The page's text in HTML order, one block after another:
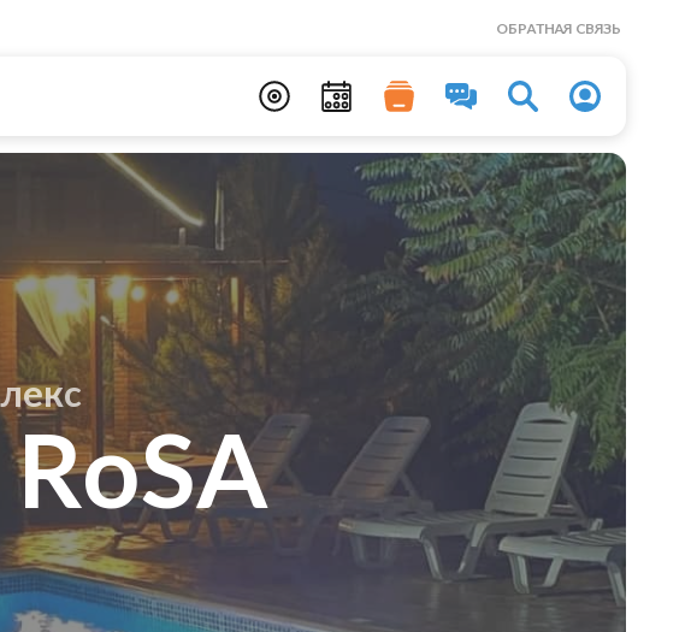
ОБРАТНАЯ СВЯЗЬ